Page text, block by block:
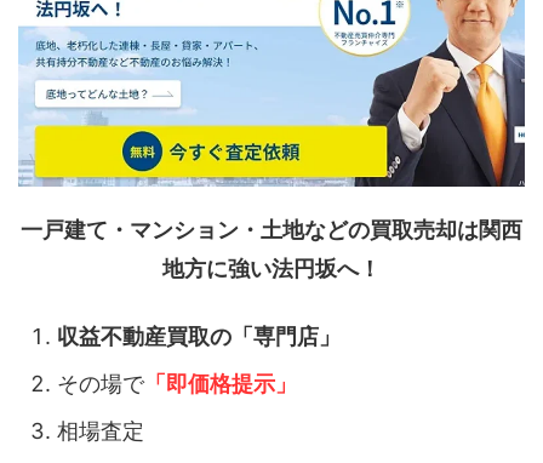
一戸建て・マンション・土地などの買取売却は関西
地方に強い法円坂へ！
収益不動産買取の「専門店」
その場で「即価格提示」
相場査定